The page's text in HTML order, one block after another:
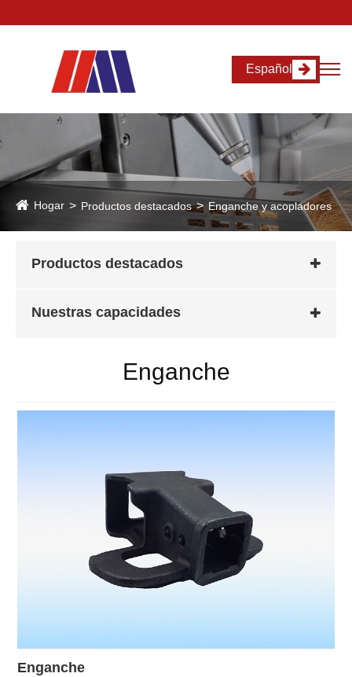
Español
Hogar Productos destacados Enganche y acopladores
Productos destacados
Nuestras capacidades
Enganche
Enganche